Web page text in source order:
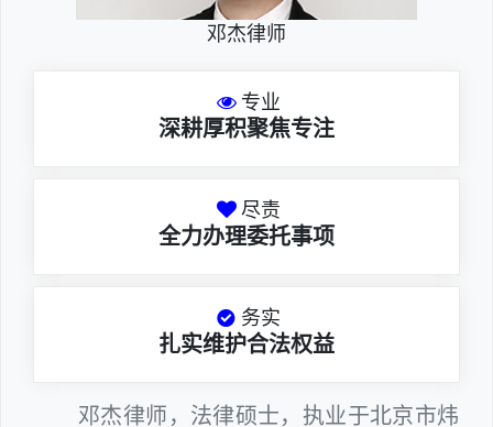
邓杰律师
专业
深耕厚积聚焦专注
尽责
全力办理委托事项
务实
扎实维护合法权益
邓杰律师，法律硕士，执业于北京市炜